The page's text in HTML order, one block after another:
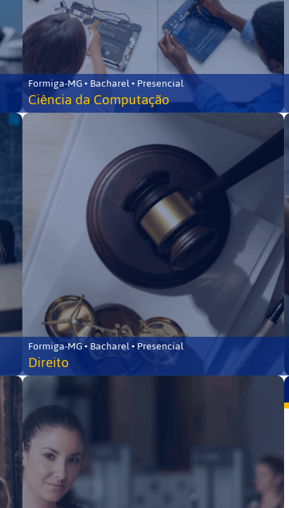
Formiga-MG • Bacharel • Presencial
Ciência da Computação
Formiga-MG • Bacharel • Presencial
Direito